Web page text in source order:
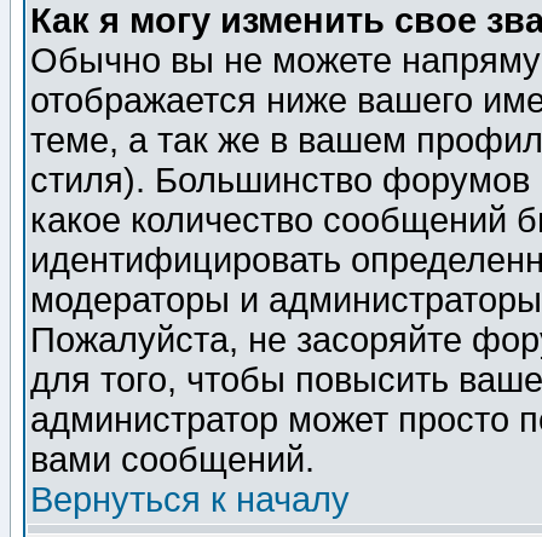
Как я могу изменить свое
Обычно вы не можете
отображается ниже вашего
теме, а так же в вашем
стиля). Большинство форумов
какое количество сообщений
идентифицировать
модераторы и
Пожалуйста, не засоряйте
для того, чтобы повысить
администратор может просто
вами сообщений.
Вернуться к началу